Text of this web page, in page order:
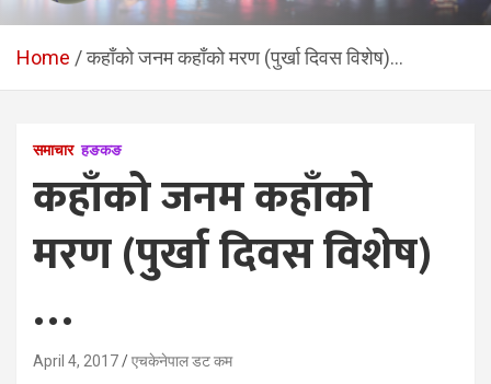
HKNepal.com – हङकङबाट
सञ्चालित पहिलो नेपाली अनलाईन
hknepal, hknepal.com, hk nepal, hk nepal com
Home कहाँको जनम कहाँको मरण (पुर्खा दिवस विशेष)…
समाचार हङकङ
कहाँको जनम कहाँको
मरण (पुर्खा दिवस विशेष)
…
April 4, 2017 एचकेनेपाल डट कम